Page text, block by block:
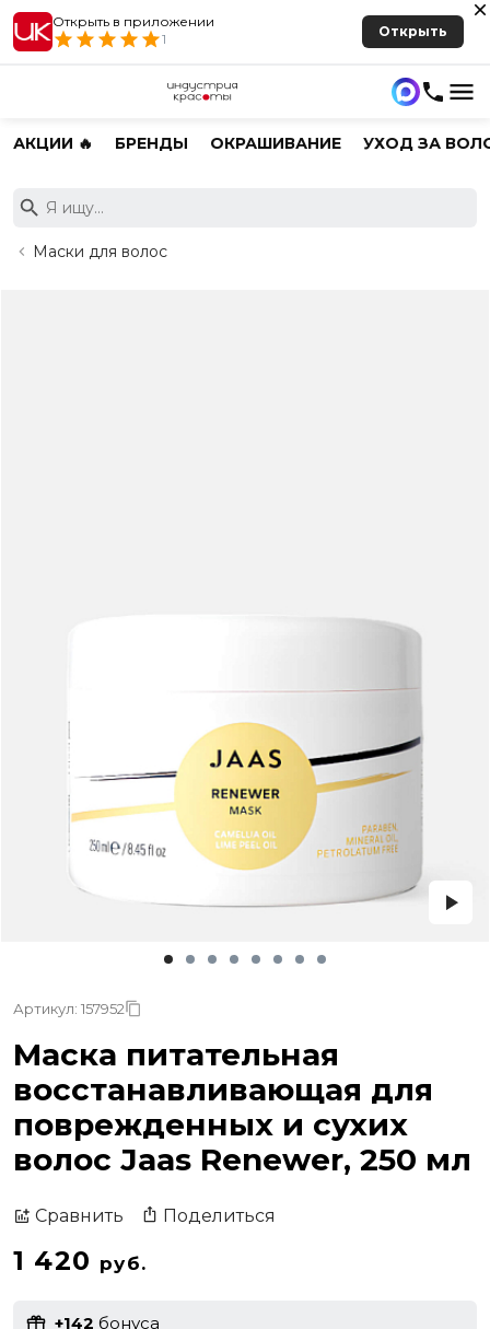
Открыть в приложении
1
Открыть
АКЦИИ 🔥 БРЕНДЫ ОКРАШИВАНИЕ УХОД ЗА
Маски для волос
Артикул: 157952
Маска питательная
восстанавливающая для
поврежденных и сухих
волос Jaas Renewer, 250 мл
Сравнить Поделиться
1 420 руб.
+142 бонуса